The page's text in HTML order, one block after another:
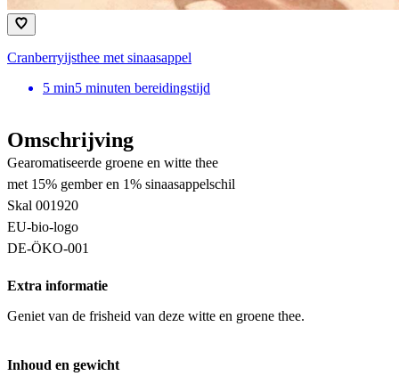
Cranberryijsthee met sinaasappel
5 min5 minuten bereidingstijd
Omschrijving
Gearomatiseerde groene en witte thee
met 15% gember en 1% sinaasappelschil
Skal 001920
EU-bio-logo
DE-ÖKO-001
Extra informatie
Geniet van de frisheid van deze witte en groene thee.
Inhoud en gewicht